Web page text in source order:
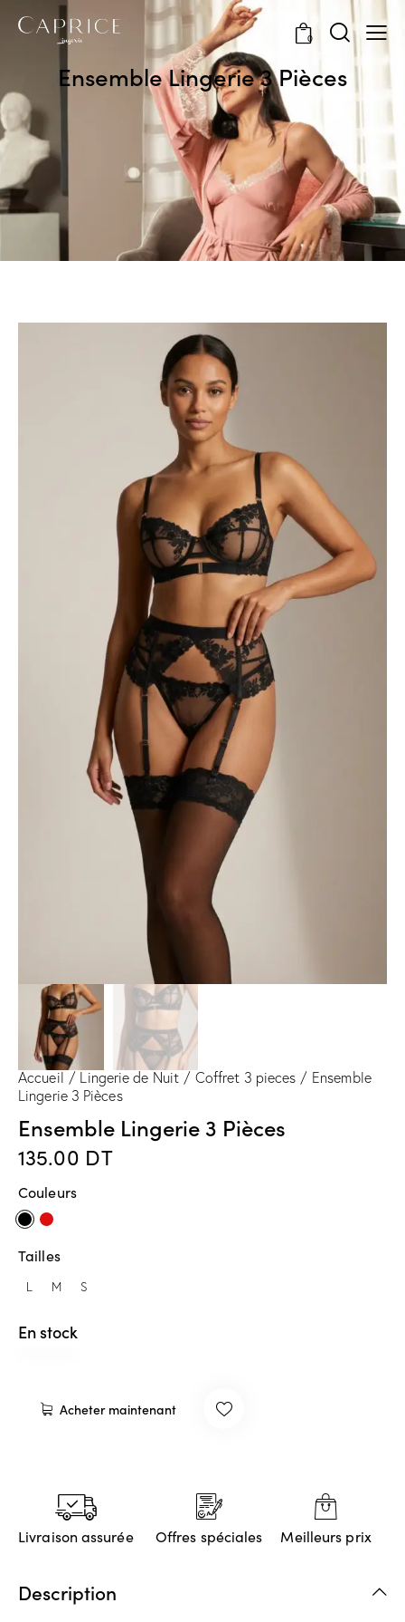
0
Ensemble Lingerie 3 Pièces
Accueil Lingerie de Nuit Coffret 3 pieces
Ensemble
Lingerie 3 Pièces
Ensemble Lingerie 3 Pièces
135.00 DT
Couleurs
Tailles
L M S
En stock
Acheter maintenant
Livraison assurée Offres spéciales Meilleurs prix
Description